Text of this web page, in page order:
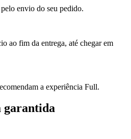
envio do seu pedido.
ao fim da entrega, até chegar em
a experiência Full.
garantida